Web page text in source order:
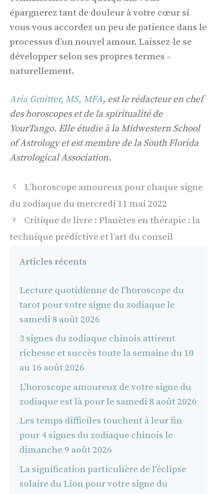
épargnerez tant de douleur à votre cœur si
vous vous accordez un peu de patience dans le
processus d’un nouvel amour. Laissez-le se
développer selon ses propres termes –
naturellement.
Aria Gmitter, MS, MFA, est le rédacteur en chef
des horoscopes et de la spiritualité de
YourTango. Elle étudie à la Midwestern School
of Astrology et est membre de la South Florida
Astrological Association.
Navigation
des
L’horoscope amoureux pour chaque signe
du zodiaque du mercredi 11 mai 2022
Critique de livre : Planètes en thérapie : la
technique prédictive et l’art du conseil
Articles récents
Lecture quotidienne de l'horoscope du
tarot pour votre signe du zodiaque le
samedi 8 août 2026
3 signes du zodiaque chinois attirent
richesse et succès toute la semaine du 10
au 16 août 2026
L'horoscope amoureux de votre signe du
zodiaque est là pour le samedi 8 août 2026
Les temps difficiles touchent à leur fin
pour 4 signes du zodiaque chinois le
dimanche 9 août 2026
La signification particulière de l'éclipse
solaire du Lion pour votre signe du